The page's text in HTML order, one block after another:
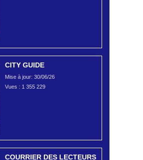
CITY GUIDE
Mise à jour: 30/06/26
Vues : 1 355 229
COURRIER DES LECTEURS